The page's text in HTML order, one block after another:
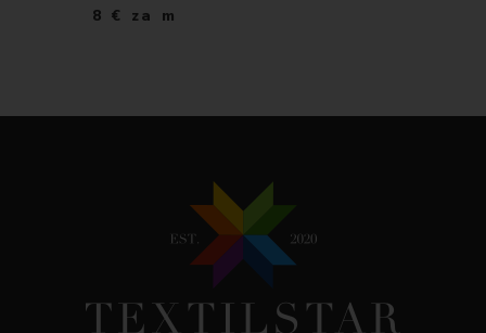
8 € za m